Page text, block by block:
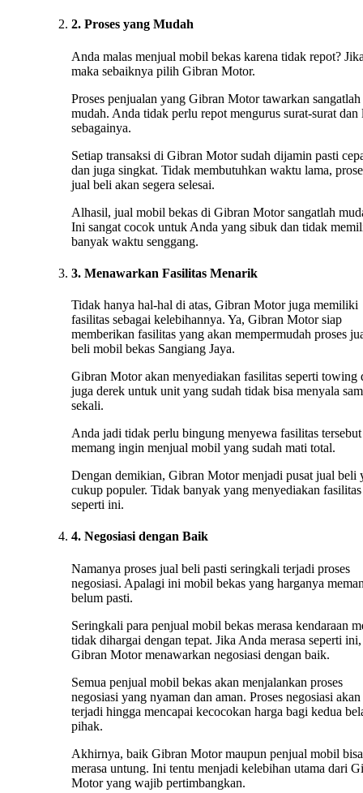
2. Proses yang Mudah
Anda malas menjual mobil bekas karena tidak repot?
maka sebaiknya pilih Gibran Motor.
Proses penjualan yang Gibran Motor tawarkan sangatlah
mudah. Anda tidak perlu repot mengurus surat-surat dan
sebagainya.
Setiap transaksi di Gibran Motor sudah dijamin pasti
dan juga singkat. Tidak membutuhkan waktu lama,
jual beli akan segera selesai.
Alhasil, jual mobil bekas di Gibran Motor sangatlah
Ini sangat cocok untuk Anda yang sibuk dan tidak
banyak waktu senggang.
3. Menawarkan Fasilitas Menarik
Tidak hanya hal-hal di atas, Gibran Motor juga memiliki
fasilitas sebagai kelebihannya. Ya, Gibran Motor siap
memberikan fasilitas yang akan mempermudah proses
beli mobil bekas Sangiang Jaya.
Gibran Motor akan menyediakan fasilitas seperti towing
juga derek untuk unit yang sudah tidak bisa menyala
sekali.
Anda jadi tidak perlu bingung menyewa fasilitas
memang ingin menjual mobil yang sudah mati total.
Dengan demikian, Gibran Motor menjadi pusat jual beli
cukup populer. Tidak banyak yang menyediakan fasilitas
seperti ini.
4. Negosiasi dengan Baik
Namanya proses jual beli pasti seringkali terjadi proses
negosiasi. Apalagi ini mobil bekas yang harganya
belum pasti.
Seringkali para penjual mobil bekas merasa kendaraan
tidak dihargai dengan tepat. Jika Anda merasa seperti ini,
Gibran Motor menawarkan negosiasi dengan baik.
Semua penjual mobil bekas akan menjalankan proses
negosiasi yang nyaman dan aman. Proses negosiasi akan
terjadi hingga mencapai kecocokan harga bagi kedua
pihak.
Akhirnya, baik Gibran Motor maupun penjual mobil bisa
merasa untung. Ini tentu menjadi kelebihan utama dari
Motor yang wajib pertimbangkan.